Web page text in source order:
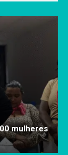
mulheres